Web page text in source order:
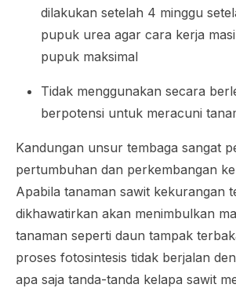
dilakukan setelah 4 minggu
pupuk urea agar cara kerja
pupuk maksimal
Tidak menggunakan secara
berpotensi untuk meracuni
Kandungan unsur tembaga sangat
pertumbuhan dan perkembangan
Apabila tanaman sawit kekurangan
dikhawatirkan akan menimbulkan
tanaman seperti daun tampak
proses fotosintesis tidak berjalan
apa saja tanda-tanda kelapa sawit